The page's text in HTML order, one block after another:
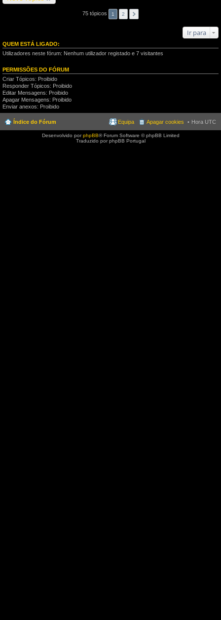
75 tópicos 1 2
Ir para
QUEM ESTÁ LIGADO:
Utilizadores neste fórum: Nenhum utilizador registado e 7 visitantes
PERMISSÕES DO FÓRUM
Criar Tópicos: Proibido
Responder Tópicos: Proibido
Editar Mensagens: Proibido
Apagar Mensagens: Proibido
Enviar anexos: Proibido
Índice do Fórum Hora UTC
Apagar cookies
Equipa
Desenvolvido porphpBB® Forum Software © phpBB Limited
Traduzido por phpBB Portugal